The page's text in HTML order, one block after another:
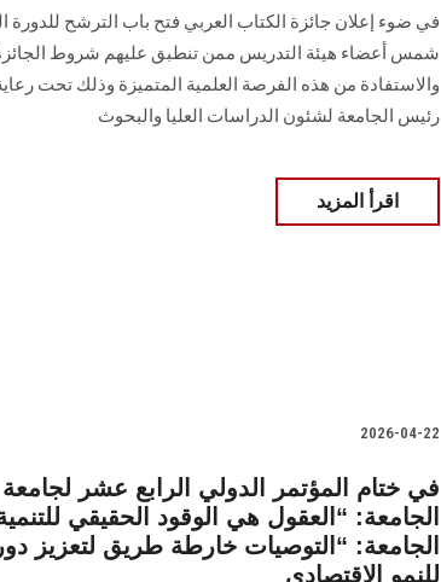
في ضوء إعلان جائزة الكتاب العربي فتح باب الترشح للدورة
شمس أعضاء هيئة التدريس ممن تنطبق عليهم شروط
والاستفادة من هذه الفرصة العلمية المتميزة وذلك تحت
رئيس الجامعة لشئون الدراسات العليا والبحوث
اقرأ المزيد
2026-04-22
في ختام المؤتمر الدولي الرابع عشر
الجامعة: “العقول هي الوقود الحقيقي
الجامعة: “التوصيات خارطة طريق لتعزيز
للنمو الاقتصادي